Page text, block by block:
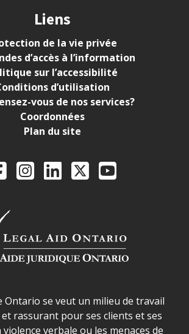
Liens
de la vie privée
d’accès à l’information
sur l’accessibilité
d’utilisation
vous de nos services?
Coordonnées
Plan du site
Legal Aid Ontario
FacebookInstagram
LinkedIn
X YouTube
la sécurité dans les locaux d'AJO.
Ontario se veut un milieu de travail
rassurant pour ses clients et ses
violence verbale ou les menaces de